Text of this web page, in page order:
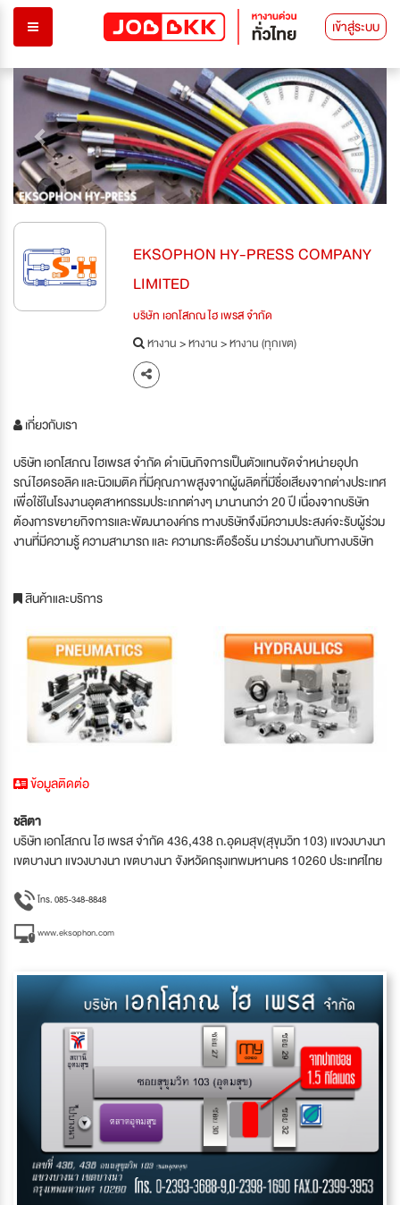
เข้าสู่ระบบ
Previous Next
EKSOPHON HY-PRESS COMPANY
LIMITED
บริษัท เอกโสภณ ไฮ เพรส จำกัด
หางาน>หางาน>หางาน (ทุกเขต)
เกี่ยวกับเรา
บริษัท เอกโสภณ ไฮเพรส จำกัด ดำเนินกิจการเป็นตัวแทนจัดจำหน่ายอุปก
รณ์ไฮดรอลิค และนิวเมติค ที่มีคุณภาพสูงจากผู้ผลิตที่มีชื่อเสียงจากต่างประเทศ
เพื่อใช้ในโรงงานอุตสาหกรรมประเภทต่างๆ มานานกว่า 20 ปี เนื่องจากบริษัท
ต้องการขยายกิจการและพัฒนาองค์กร ทางบริษัทจึงมีความประสงค์จะรับผู้ร่วม
งานที่มีความรู้ ความสามารถ และ ความกระตือรือร้น มาร่วมงานกับทางบริษัท
สินค้าและบริการ
ข้อมูลติดต่อ
ชลิตา
บริษัท เอกโสภณ ไฮ เพรส จำกัด 436,438 ถ.อุดมสุข(สุขุมวิท 103) แขวงบางนา
เขตบางนา แขวงบางนา เขตบางนา จังหวัดกรุงเทพมหานคร 10260 ประเทศไทย
โทร. 085-348-8848
www.eksophon.com